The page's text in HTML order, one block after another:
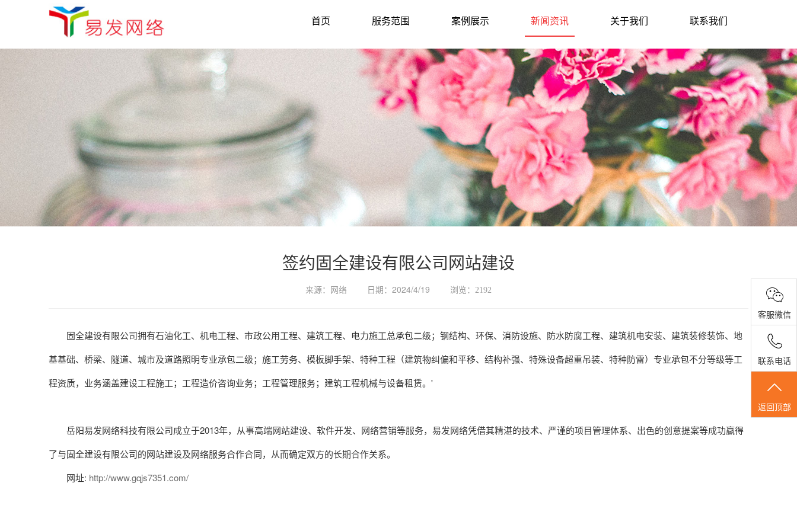
首页 服务范围 案例展示 新闻资讯 关于我们 联系我们
签约固全建设有限公司网站建设
来源： 网络 日期： 2024/4/19 浏览： 2192
固全建设有限公司拥有石油化工、机电工程、市政公用工程、建筑工程、电力施工总承包二级；钢结构、环保、消防设施、防水防腐工程、建筑机电安装、建筑装修装饰、地
基基础、桥梁、隧道、城市及道路照明专业承包二级；施工劳务、模板脚手架、特种工程（建筑物纠偏和平移、结构补强、特殊设备超重吊装、特种防雷）专业承包不分等级等工
程资质，业务涵盖建设工程施工；工程造价咨询业务；工程管理服务；建筑工程机械与设备租赁。'
岳阳易发网络科技有限公司成立于2013年，从事高端网站建设、软件开发、网络营销等服务，易发网络凭借其精湛的技术、严谨的项目管理体系、出色的创意提案等成功赢得
了与固全建设有限公司的网站建设及网络服务合作合同，从而确定双方的长期合作关系。
网址: http://www.gqjs7351.com/
客服微信
联系电话
返回顶部